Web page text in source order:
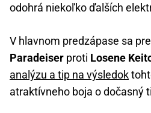
odohrá niekoľko ďalších
V hlavnom predzápase sa
Paradeiser proti Losene
analýzu a tip na výsledok
atraktívneho boja o dočasný